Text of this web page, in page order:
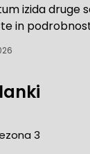
izida druge
in
3